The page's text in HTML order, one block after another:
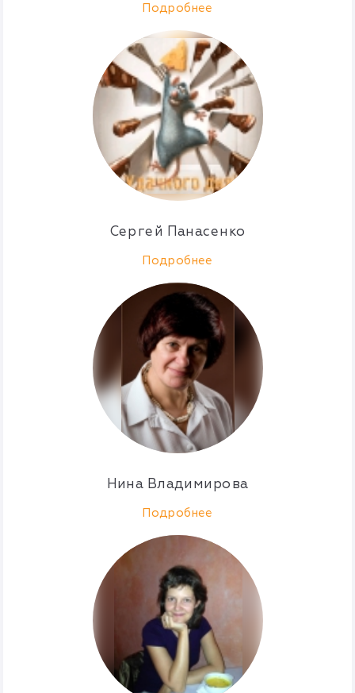
Подробнее
Сергей Панасенко
Подробнее
Нина Владимирова
Подробнее